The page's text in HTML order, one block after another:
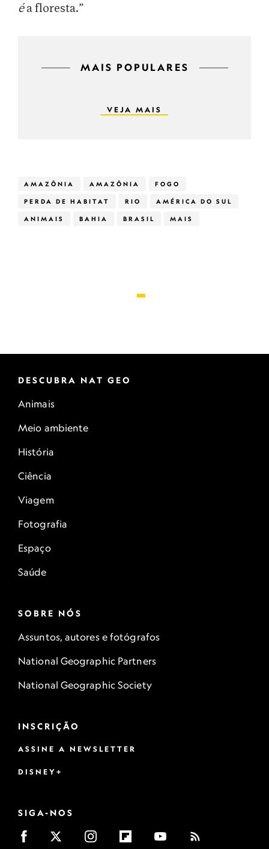
éa floresta.”
MAIS POPULARES
VEJA MAIS
AMAZÔNIA AMAZÔNIA FOGO
PERDA DE HABITAT RIO AMÉRICA DO SUL
ANIMAIS BAHIA BRASIL MAIS
DESCUBRA NAT GEO
Animais
Meio ambiente
História
Ciência
Viagem
Fotografia
Espaço
Saúde
SOBRE NÓS
Assuntos, autores e fotógrafos
National Geographic Partners
National Geographic Society
INSCRIÇÃO
ASSINE A NEWSLETTER
DISNEY+
SIGA-NOS